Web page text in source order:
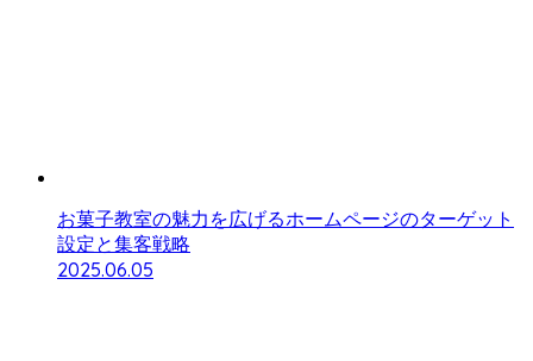
お菓子教室の魅力を広げるホームページのターゲット
設定と集客戦略
2025.06.05